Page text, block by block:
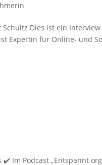
Dies ist ein
Expertin für Online- und
Im Podcast „Entspannt